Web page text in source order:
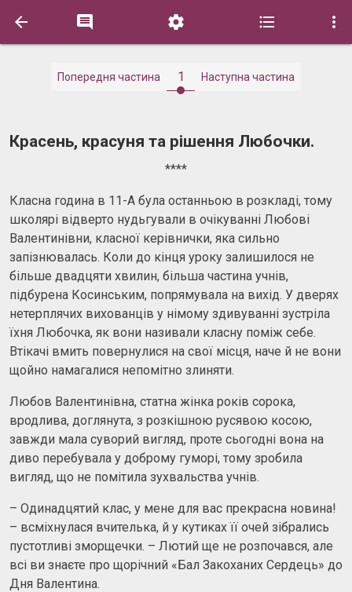
    
Попередня частина 1 Наступна частина
Красень, красуня та рішення Любочки.
****
Класна година в 11-А була останньою в розкладі, тому
школярі відверто нудьгували в очікуванні Любові
Валентинівни, класної керівнички, яка сильно
запізнювалась. Коли до кінця уроку залишилося не
більше двадцяти хвилин, більша частина учнів,
підбурена Косинським, попрямувала на вихід. У дверях
нетерплячих вихованців у німому здивуванні зустріла
їхня Любочка, як вони називали класну поміж себе.
Втікачі вмить повернулися на свої місця, наче й не вони
щойно намагалися непомітно злиняти.
Любов Валентинівна, статна жінка років сорока,
вродлива, доглянута, з розкішною русявою косою,
завжди мала суворий вигляд, проте сьогодні вона на
диво перебувала у доброму гуморі, тому зробила
вигляд, що не помітила зухвальства учнів.
– Одинадцятий клас, у мене для вас прекрасна новина!
– всміхнулася вчителька, й у кутиках її очей зібрались
пустотливі зморщечки. – Лютий ще не розпочався, але
всі ви знаєте про щорічний «Бал Закоханих Сердець» до
Дня Валентина.